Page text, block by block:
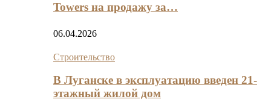
Towers на продажу за…
06.04.2026
Строительство
В Луганске в эксплуатацию введен 21-
этажный жилой дом